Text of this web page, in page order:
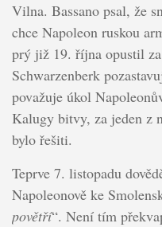
Vilna. Bassano psal, že
chce Napoleon ruskou
prý již 19. října opustil
Schwarzenberk
považuje úkol
Kalugy bitvy, za jeden z
bylo řešiti.
Teprve 7. listopadu
Napoleonově ke
povětří“. Není tím